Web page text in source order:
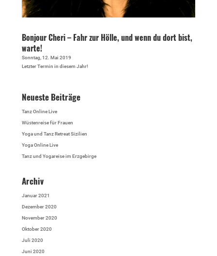
Bonjour Cheri – Fahr zur Hölle, und wenn du dort bist,
warte!
Sonntag, 12. Mai 2019
Letzter Termin in diesem Jahr!
Neueste Beiträge
Tanz Online Live
Wüstenreise für Frauen
Yoga und Tanz Retreat Sizilien
Yoga Online Live
Tanz und Yogareise im Erzgebirge
Archiv
Januar 2021
Dezember 2020
November 2020
Oktober 2020
Juli 2020
Juni 2020